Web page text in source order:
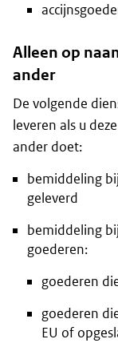
Alleen op
ander
De volgende
leveren als u
ander doet:
bemiddeling
geleverd
bemiddeling
goederen:
goederen
goederen
EU of